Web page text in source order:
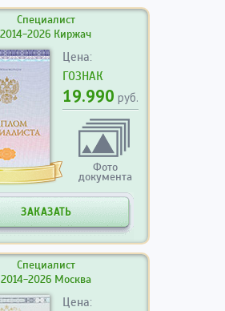
Специалист
2014-2026 Киржач
Цена:
ГОЗНАК
19.990 руб.
Фото
документа
ЗАКАЗАТЬ
Специалист
2014-2026 Москва
Цена: